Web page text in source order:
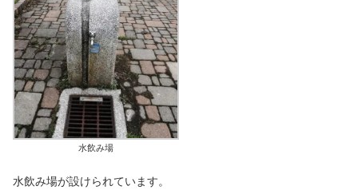
水飲み場
水飲み場が設けられています。